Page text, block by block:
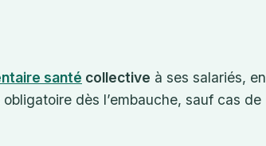
santé collective à ses salariés, en
dès l’embauche, sauf cas de